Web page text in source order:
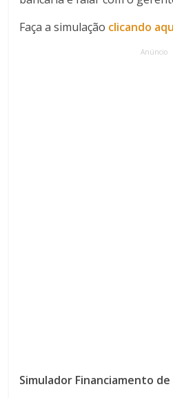
Faça a simulação clicando
Anúncio
Simulador Financiamento